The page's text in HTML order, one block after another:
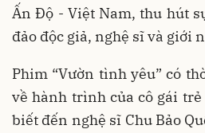
Ấn Độ - Việt Nam, thu hút
đảo độc giả, nghệ sĩ và giới
Phim “Vườn tình yêu” có
về hành trình của cô gái
biết đến nghệ sĩ Chu Bảo